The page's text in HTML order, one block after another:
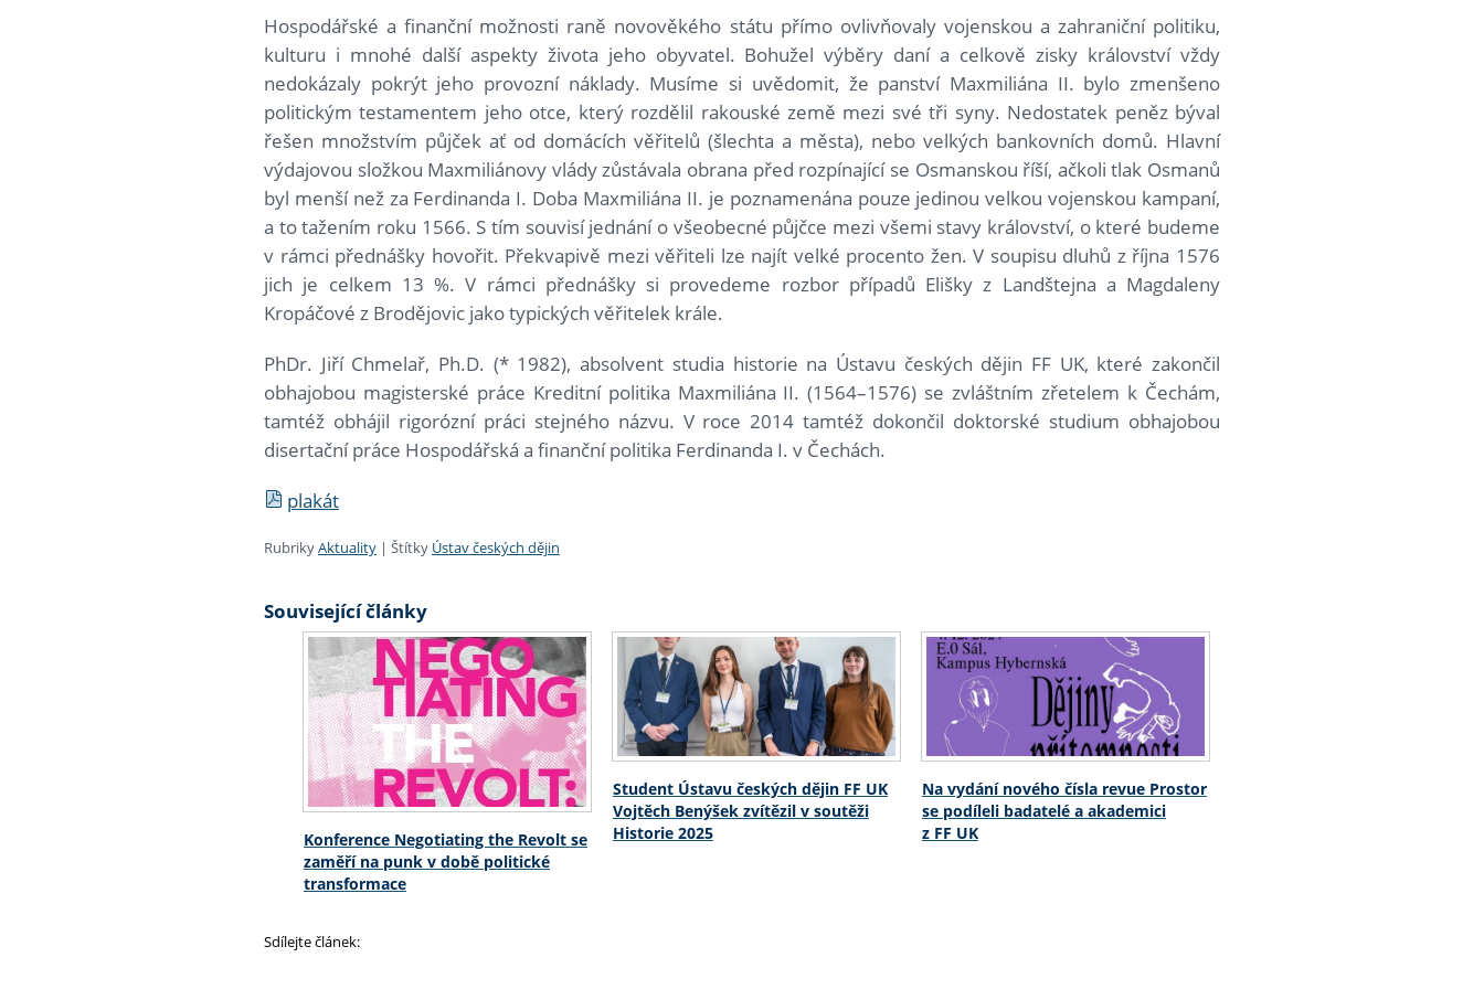
Hospodářské a finanční možnosti raně novověkého státu přímo ovlivňovaly vojenskou a zahraniční politiku,
kulturu i mnohé další aspekty života jeho obyvatel. Bohužel výběry daní a celkově zisky království vždy
nedokázaly pokrýt jeho provozní náklady. Musíme si uvědomit, že panství Maxmiliána II. bylo zmenšeno
politickým testamentem jeho otce, který rozdělil rakouské země mezi své tři syny. Nedostatek peněz býval
řešen množstvím půjček ať od domácích věřitelů (šlechta a města), nebo velkých bankovních domů. Hlavní
výdajovou složkou Maxmiliánovy vlády zůstávala obrana před rozpínající se Osmanskou říší, ačkoli tlak Osmanů
byl menší než za Ferdinanda I. Doba Maxmiliána II. je poznamenána pouze jedinou velkou vojenskou kampaní,
a to tažením roku 1566. S tím souvisí jednání o všeobecné půjčce mezi všemi stavy království, o které budeme
v rámci přednášky hovořit. Překvapivě mezi věřiteli lze najít velké procento žen. V soupisu dluhů z října 1576
jich je celkem 13 %. V rámci přednášky si provedeme rozbor případů Elišky z Landštejna a Magdaleny
Kropáčové z Brodějovic jako typických věřitelek krále.
PhDr. Jiří Chmelař, Ph.D. (* 1982), absolvent studia historie na Ústavu českých dějin FF UK, které zakončil
obhajobou magisterské práce Kreditní politika Maxmiliána II. (1564–1576) se zvláštním zřetelem k Čechám,
tamtéž obhájil rigorózní práci stejného názvu. V roce 2014 tamtéž dokončil doktorské studium obhajobou
disertační práce Hospodářská a finanční politika Ferdinanda I. v Čechách.
plakát
RubrikyAktuality | Štítky Ústav českých dějin
Související články
Konference Negotiating the Revolt se
zaměří na punk v době politické
transformace
Student Ústavu českých dějin FF UK
Vojtěch Benýšek zvítězil v soutěži
Historie 2025
Na vydání nového čísla revue Prostor
se podíleli badatelé a akademici
z FF UK
Sdílejte článek: